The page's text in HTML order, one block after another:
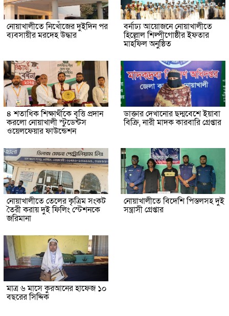
নোয়াখালীতে নিখোঁজের দুইদিন পর
ব্যবসায়ীর মরদেহ উদ্ধার
বর্নাঢ্য আয়োজনে নোয়াখালীতে
হিল্লোল শিল্পীগোষ্ঠীর ইফতার
মাহফিল অনুষ্ঠিত
৪ শতাধিক শিক্ষার্থীকে বৃত্তি প্রদান
করলো নোয়াখালী স্টুডেন্টস
ওয়েলফেয়ার ফাউন্ডেশন
ডাক্তার দেখানোর ছদ্মবেশে ইয়াবা
বিক্রি, নারী মাদক কারবারি গ্রেপ্তার
নোয়াখালীতে তেলের কৃত্রিম সংকট
তৈরী করায় দুই ফিলিং স্টেশনকে
জরিমানা
নোয়াখালীতে বিদেশি পিস্তলসহ দুই
সন্ত্রাসী গ্রেপ্তার
মাত্র ৬ মাসে কুরআনের হাফেজ ১০
বছরের সিদ্দিক